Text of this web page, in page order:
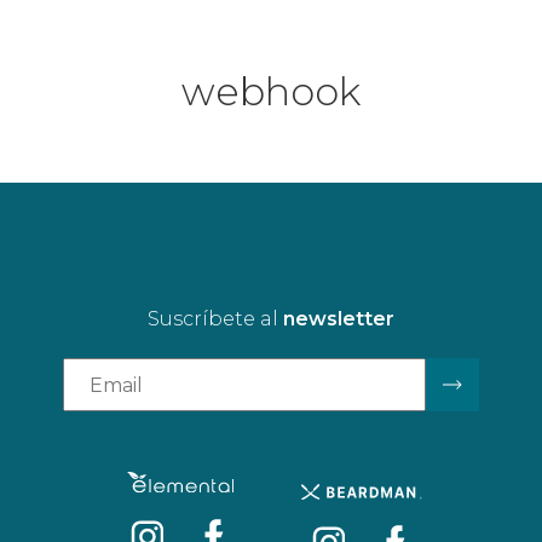
webhook
Suscríbete al newsletter